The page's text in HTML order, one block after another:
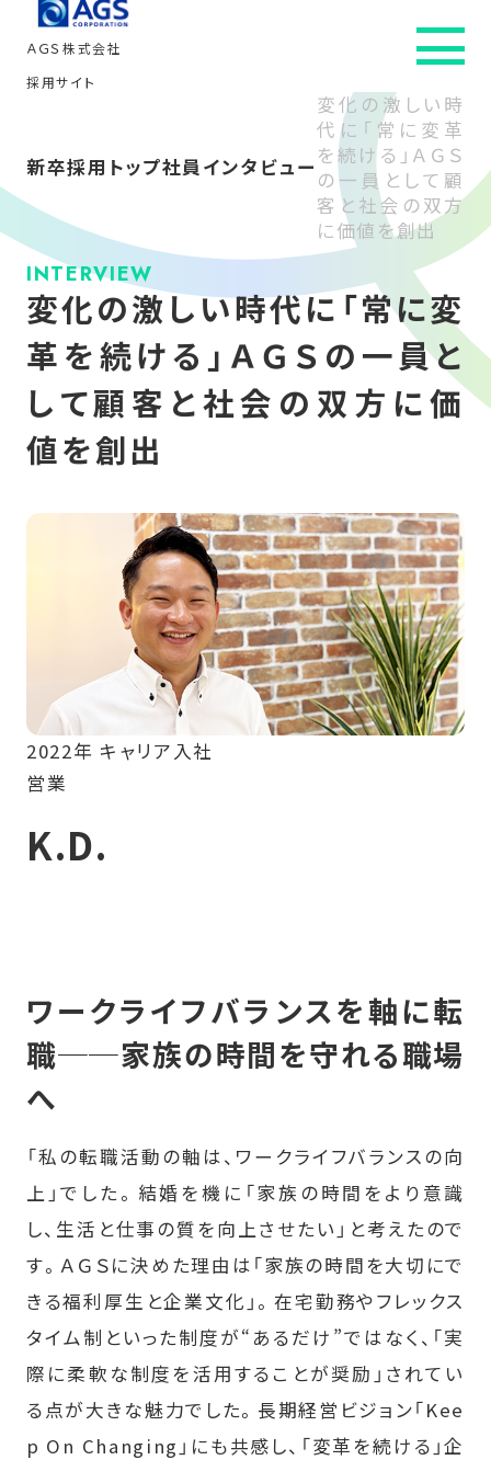
ＡＧＳ株式会社
採用サイト
社員インタビュー
仕事・人を知る
働き方を知る
採用情報
募集要項
新卒採用トップ社員インタビュー
変化の激しい時
代に「常に変革
を続ける」ＡＧＳ
の一員として顧
客と社会の双方
に価値を創出
INTERVIEW
変化の激しい時代に「常に変
革を続ける」ＡＧＳの一員と
して顧客と社会の双方に価
値を創出
2022年 キャリア入社
営業
K.D.
ワークライフバランスを軸に転
職──家族の時間を守れる職場
へ
「私の転職活動の軸は、ワークライフバランスの向
上」でした。結婚を機に「家族の時間をより意識
し、生活と仕事の質を向上させたい」と考えたので
す。ＡＧＳに決めた理由は「家族の時間を大切にで
きる福利厚生と企業文化」。在宅勤務やフレックス
タイム制といった制度が“あるだけ”ではなく、「実
際に柔軟な制度を活用することが奨励」されてい
る点が大きな魅力でした。長期経営ビジョン「Kee
p On Changing」にも共感し、「変革を続ける」企